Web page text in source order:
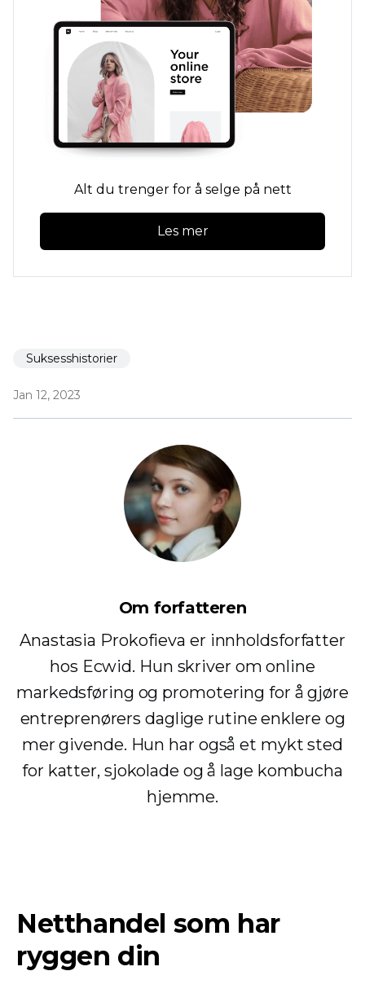
Alt du trenger for å selge på nett
Les mer
Suksesshistorier
Jan 12, 2023
Om forfatteren
Anastasia Prokofieva er innholdsforfatter
hos Ecwid. Hun skriver om online
markedsføring og promotering for å gjøre
entreprenørers daglige rutine enklere og
mer givende. Hun har også et mykt sted
for katter, sjokolade og å lage kombucha
hjemme.
Netthandel som har
ryggen din